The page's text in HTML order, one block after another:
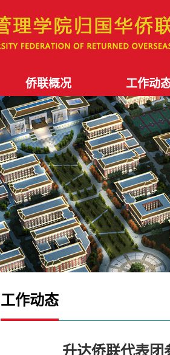
侨联概况 工作动
工作动态
升达侨联代表团